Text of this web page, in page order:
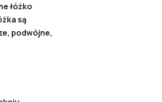
łóżko
są
podwójne,